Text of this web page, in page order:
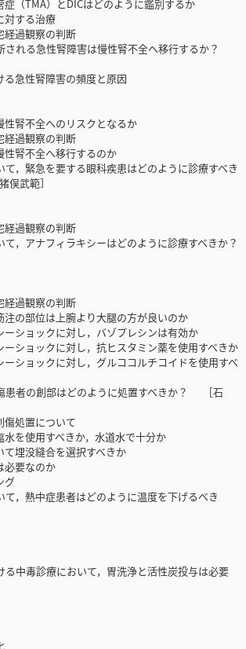
TMA）とDICはどのように鑑別するか
する治療
過観察の判断
れる急性腎障害は慢性腎不全へ移行するか？
性腎障害の頻度と原因
不全へのリスクとなるか
過観察の判断
不全へ移行するのか
，緊急を要する眼科疾患はどのように診療すべき
武範］
過観察の判断
，アナフィラキシーはどのように診療すべきか？
過観察の判断
部位は上腕より大腿の方が良いのか
ョックに対し，バゾプレシンは有効か
ョックに対し，抗ヒスタミン薬を使用すべきか
ョックに対し，グルココルチコイドを使用すべ
者の創部はどのように処置すべきか？ ［石
処置について
使用すべきか，水道水で十分か
没縫合を選択すべきか
要なのか
，熱中症患者はどのように温度を下げるべき
中毒診療において，胃洗浄と活性炭投与は必要